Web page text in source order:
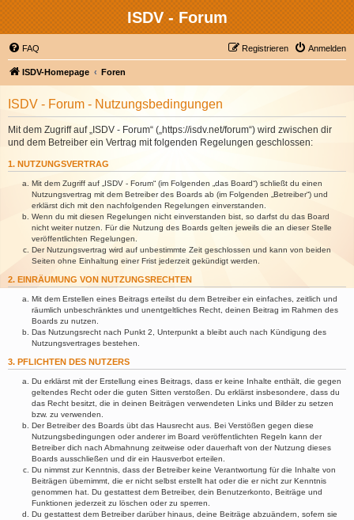
ISDV - Forum
FAQ Anmelden
Registrieren
ISDV-Homepage Foren
ISDV - Forum - Nutzungsbedingungen
Mit dem Zugriff auf „ISDV - Forum“ („https://isdv.net/forum“) wird zwischen dir
und dem Betreiber ein Vertrag mit folgenden Regelungen geschlossen:
1. NUTZUNGSVERTRAG
Mit dem Zugriff auf „ISDV - Forum“ (im Folgenden „das Board“) schließt du einen
Nutzungsvertrag mit dem Betreiber des Boards ab (im Folgenden „Betreiber“) und
erklärst dich mit den nachfolgenden Regelungen einverstanden.
Wenn du mit diesen Regelungen nicht einverstanden bist, so darfst du das Board
nicht weiter nutzen. Für die Nutzung des Boards gelten jeweils die an dieser Stelle
veröffentlichten Regelungen.
Der Nutzungsvertrag wird auf unbestimmte Zeit geschlossen und kann von beiden
Seiten ohne Einhaltung einer Frist jederzeit gekündigt werden.
2. EINRÄUMUNG VON NUTZUNGSRECHTEN
Mit dem Erstellen eines Beitrags erteilst du dem Betreiber ein einfaches, zeitlich und
räumlich unbeschränktes und unentgeltliches Recht, deinen Beitrag im Rahmen des
Boards zu nutzen.
Das Nutzungsrecht nach Punkt 2, Unterpunkt a bleibt auch nach Kündigung des
Nutzungsvertrages bestehen.
3. PFLICHTEN DES NUTZERS
Du erklärst mit der Erstellung eines Beitrags, dass er keine Inhalte enthält, die gegen
geltendes Recht oder die guten Sitten verstoßen. Du erklärst insbesondere, dass du
das Recht besitzt, die in deinen Beiträgen verwendeten Links und Bilder zu setzen
bzw. zu verwenden.
Der Betreiber des Boards übt das Hausrecht aus. Bei Verstößen gegen diese
Nutzungsbedingungen oder anderer im Board veröffentlichten Regeln kann der
Betreiber dich nach Abmahnung zeitweise oder dauerhaft von der Nutzung dieses
Boards ausschließen und dir ein Hausverbot erteilen.
Du nimmst zur Kenntnis, dass der Betreiber keine Verantwortung für die Inhalte von
Beiträgen übernimmt, die er nicht selbst erstellt hat oder die er nicht zur Kenntnis
genommen hat. Du gestattest dem Betreiber, dein Benutzerkonto, Beiträge und
Funktionen jederzeit zu löschen oder zu sperren.
Du gestattest dem Betreiber darüber hinaus, deine Beiträge abzuändern, sofern sie